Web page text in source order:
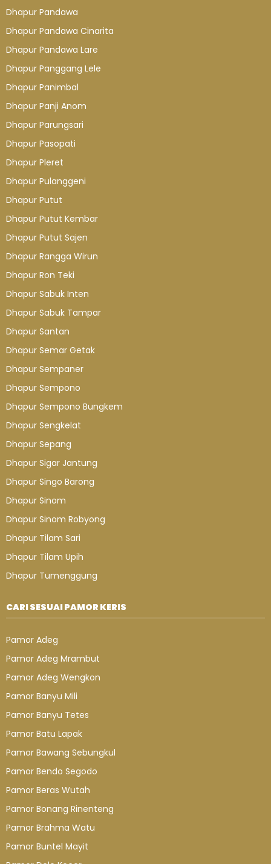
Dhapur Pandawa
Dhapur Pandawa Cinarita
Dhapur Pandawa Lare
Dhapur Panggang Lele
Dhapur Panimbal
Dhapur Panji Anom
Dhapur Parungsari
Dhapur Pasopati
Dhapur Pleret
Dhapur Pulanggeni
Dhapur Putut
Dhapur Putut Kembar
Dhapur Putut Sajen
Dhapur Rangga Wirun
Dhapur Ron Teki
Dhapur Sabuk Inten
Dhapur Sabuk Tampar
Dhapur Santan
Dhapur Semar Getak
Dhapur Sempaner
Dhapur Sempono
Dhapur Sempono Bungkem
Dhapur Sengkelat
Dhapur Sepang
Dhapur Sigar Jantung
Dhapur Singo Barong
Dhapur Sinom
Dhapur Sinom Robyong
Dhapur Tilam Sari
Dhapur Tilam Upih
Dhapur Tumenggung
CARI SESUAI PAMOR KERIS
Pamor Adeg
Pamor Adeg Mrambut
Pamor Adeg Wengkon
Pamor Banyu Mili
Pamor Banyu Tetes
Pamor Batu Lapak
Pamor Bawang Sebungkul
Pamor Bendo Segodo
Pamor Beras Wutah
Pamor Bonang Rinenteng
Pamor Brahma Watu
Pamor Buntel Mayit